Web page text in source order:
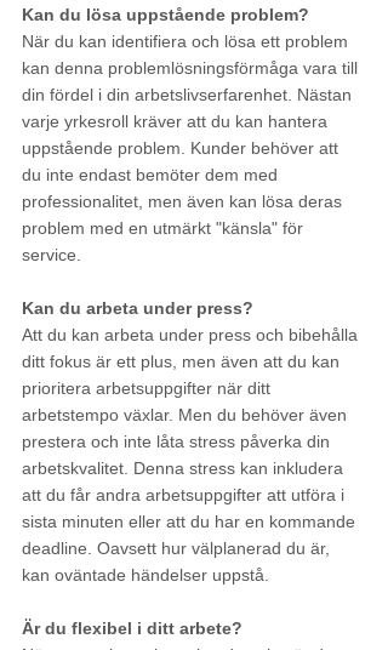
Kan du lösa uppstående problem?
När du kan identifiera och lösa ett problem
kan denna problemlösningsförmåga vara till
din fördel i din arbetslivserfarenhet. Nästan
varje yrkesroll kräver att du kan hantera
uppstående problem. Kunder behöver att
du inte endast bemöter dem med
professionalitet, men även kan lösa deras
problem med en utmärkt "känsla" för
service.
Kan du arbeta under press?
Att du kan arbeta under press och bibehålla
ditt fokus är ett plus, men även att du kan
prioritera arbetsuppgifter när ditt
arbetstempo växlar. Men du behöver även
prestera och inte låta stress påverka din
arbetskvalitet. Denna stress kan inkludera
att du får andra arbetsuppgifter att utföra i
sista minuten eller att du har en kommande
deadline. Oavsett hur välplanerad du är,
kan oväntade händelser uppstå.
Är du flexibel i ditt arbete?